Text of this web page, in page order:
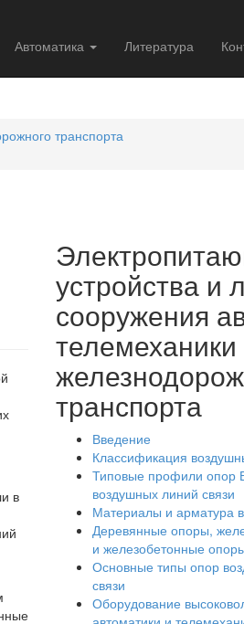
Автоматика Литература
транспорта
в
устройства и
сооружения
телемеханики
транспорта
Введение
Классификация
Типовые профили
воздушных линий связи
Материалы и арматура
Деревянные опоры,
и железобетонные
Основные типы опор
связи
Оборудование